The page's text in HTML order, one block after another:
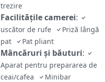
trezire
Facilităţile camerei:
uscător de rufe
Priză lângă
pat
Pat pliant
Mâncăruri și băuturi:
Aparat pentru prepararea de
ceai/cafea
Minibar